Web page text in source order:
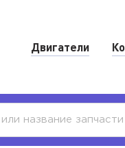
Двигатели